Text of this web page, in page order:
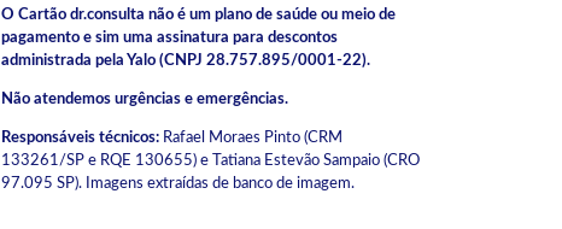
O Cartão dr.consulta não é um plano de saúde ou meio de
pagamento e sim uma assinatura para descontos
administrada pela Yalo (CNPJ 28.757.895/0001-22).
Não atendemos urgências e emergências.
Responsáveis técnicos:Rafael Moraes Pinto (CRM
133261/SP e RQE 130655) e Tatiana Estevão Sampaio (CRO
97.095 SP). Imagens extraídas de banco de imagem.